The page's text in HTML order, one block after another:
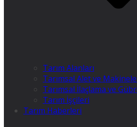
Tarım Alanları
Tarımsal Alet ve
Tarımsal İlaçlama ve
Tarım İşçileri
Tarım Haberleri